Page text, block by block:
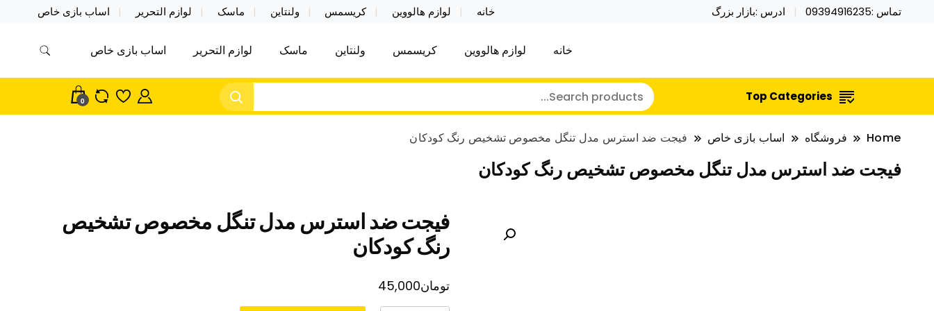
تماس :09394916235 ادرس :بازار بزرگ خانه لوازم هالووین کریسمس ولنتاین ماسک لوازم التحریر اساب بازی خاص
نایکر توی فروش عمده لوازم هالووین ولن تاین کادویی کریسمس اکسسوری ماسک
خرید محصولات خاص فیجت اسباب بازی تراول ماگ نایکر توی فروش عمده لوازم هالووین ولن تاین کادویی کریسمس اکسسوری ماسک در واردات مستقیم
خانه لوازم هالووین کریسمس ولنتاین ماسک لوازم التحریر اساب بازی خاص
Top Categories
0
Home فروشگاه اساب بازی خاص فیجت ضد استرس مدل تنگل مخصوص تشخیص رنگ کودکان
فیجت ضد استرس مدل تنگل مخصوص تشخیص رنگ کودکان
فیجت ضد استرس مدل تنگل مخصوص تشخیص
رنگ کودکان
تومان45,000